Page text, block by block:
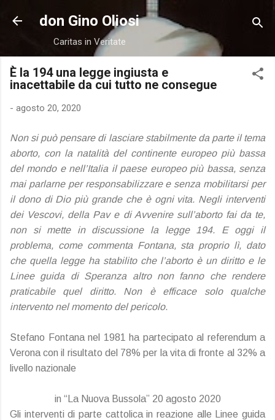
Passa ai contenuti principali
don Gino Oliosi
Caritas in Veritate
È la 194 una legge ingiusta e
inacettabile da cui tutto ne consegue
- agosto 20, 2020
Non si può pensare di lasciare stabilmente da parte il tema
aborto, con la natalità del continente europeo più bassa
del mondo e nell’Italia il paese europeo più bassa, senza
mai parlarne per responsabilizzare e senza mobilitarsi per
il dono di Dio più grande che è ogni vita. Negli interventi
dei Vescovi, della Pav e di Avvenire sull’aborto fai da te,
non si mette in discussione la legge 194. E oggi il
problema, come commenta Fontana, sta proprio lì, dato
che quella legge ha stabilito che l’aborto è un diritto e le
Linee guida di Speranza altro non fanno che rendere
praticabile quel diritto. Non è efficace solo qualche
intervento nel momento del pericolo.
Stefano Fontana nel 1981 ha partecipato al referendum a
Verona con il risultato del 78% per la vita di fronte al 32% a
livello nazionale
in “La Nuova Bussola” 20 agosto 2020
Gli interventi di parte cattolica in reazione alle Linee guida